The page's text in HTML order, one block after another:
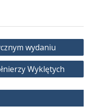
wydaniu
Wyklętych